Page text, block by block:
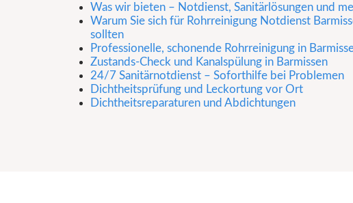
Was wir bieten – Notdienst, Sanitärlösungen und
Warum Sie sich für Rohrreinigung Notdienst
sollten
Professionelle, schonende Rohrreinigung in
Zustands-Check und Kanalspülung in Barmissen
24/7 Sanitärnotdienst – Soforthilfe bei Problemen
Dichtheitsprüfung und Leckortung vor Ort
Dichtheitsreparaturen und Abdichtungen